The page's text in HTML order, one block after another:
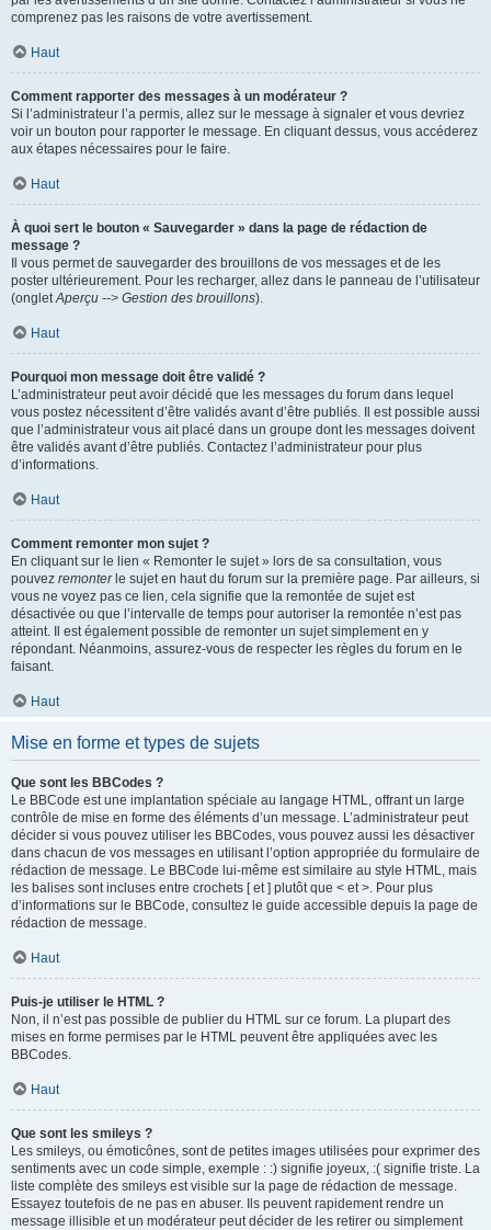
comprenez pas les raisons de votre avertissement.
Haut
Comment rapporter des messages à un modérateur ?
Si l’administrateur l’a permis, allez sur le message à signaler et vous devriez
voir un bouton pour rapporter le message. En cliquant dessus, vous accéderez
aux étapes nécessaires pour le faire.
Haut
À quoi sert le bouton « Sauvegarder » dans la page de rédaction de
message ?
Il vous permet de sauvegarder des brouillons de vos messages et de les
poster ultérieurement. Pour les recharger, allez dans le panneau de l’utilisateur
(ongletAperçu --> Gestion des brouillons).
Haut
Pourquoi mon message doit être validé ?
L’administrateur peut avoir décidé que les messages du forum dans lequel
vous postez nécessitent d’être validés avant d’être publiés. Il est possible aussi
que l’administrateur vous ait placé dans un groupe dont les messages doivent
être validés avant d’être publiés. Contactez l’administrateur pour plus
d’informations.
Haut
Comment remonter mon sujet ?
En cliquant sur le lien « Remonter le sujet » lors de sa consultation, vous
pouvez remonterle sujet en haut du forum sur la première page. Par ailleurs, si
vous ne voyez pas ce lien, cela signifie que la remontée de sujet est
désactivée ou que l’intervalle de temps pour autoriser la remontée n’est pas
atteint. Il est également possible de remonter un sujet simplement en y
répondant. Néanmoins, assurez-vous de respecter les règles du forum en le
faisant.
Haut
Mise en forme et types de sujets
Que sont les BBCodes ?
Le BBCode est une implantation spéciale au langage HTML, offrant un large
contrôle de mise en forme des éléments d’un message. L’administrateur peut
décider si vous pouvez utiliser les BBCodes, vous pouvez aussi les désactiver
dans chacun de vos messages en utilisant l’option appropriée du formulaire de
rédaction de message. Le BBCode lui-même est similaire au style HTML, mais
les balises sont incluses entre crochets [ et ] plutôt que < et >. Pour plus
d’informations sur le BBCode, consultez le guide accessible depuis la page de
rédaction de message.
Haut
Puis-je utiliser le HTML ?
Non, il n’est pas possible de publier du HTML sur ce forum. La plupart des
mises en forme permises par le HTML peuvent être appliquées avec les
BBCodes.
Haut
Que sont les smileys ?
Les smileys, ou émoticônes, sont de petites images utilisées pour exprimer des
sentiments avec un code simple, exemple : :) signifie joyeux, :( signifie triste. La
liste complète des smileys est visible sur la page de rédaction de message.
Essayez toutefois de ne pas en abuser. Ils peuvent rapidement rendre un
message illisible et un modérateur peut décider de les retirer ou simplement